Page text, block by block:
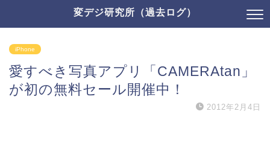
変デジ研究所（過去ログ）
iPhone
愛すべき写真アプリ「CAMERAtan」
が初の無料セール開催中！
2012年2月4日